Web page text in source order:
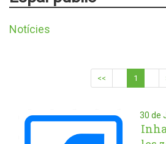
Notícies
<< 1
30 de